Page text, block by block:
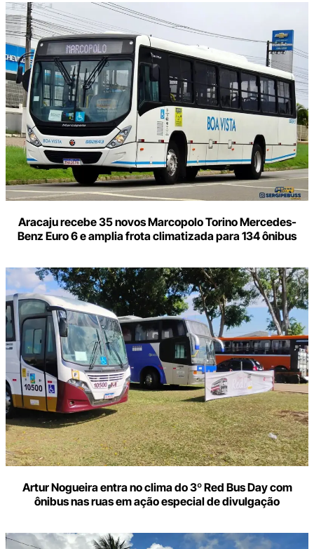
Aracaju recebe 35 novos Marcopolo Torino Mercedes-
Benz Euro 6 e amplia frota climatizada para 134 ônibus
Artur Nogueira entra no clima do 3º Red Bus Day com
ônibus nas ruas em ação especial de divulgação